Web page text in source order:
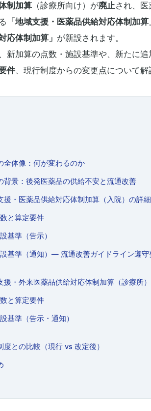
制加算（診療所向け）が廃止され、医
「地域支援・医薬品供給対応体制加算
応体制加算」 が新設されます。
新加算の点数・施設基準や、新たに追
件、現行制度からの変更点について解
全体像：何が変わるのか
背景：後発医薬品の供給不安と流通改善
援・医薬品供給対応体制加算（入院）の詳細
と算定要件
基準（告示）
基準（通知）― 流通改善ガイドライン遵守
援・外来医薬品供給対応体制加算（診療所
と算定要件
基準（告示・通知）
度との比較（現行 vs 改定後）